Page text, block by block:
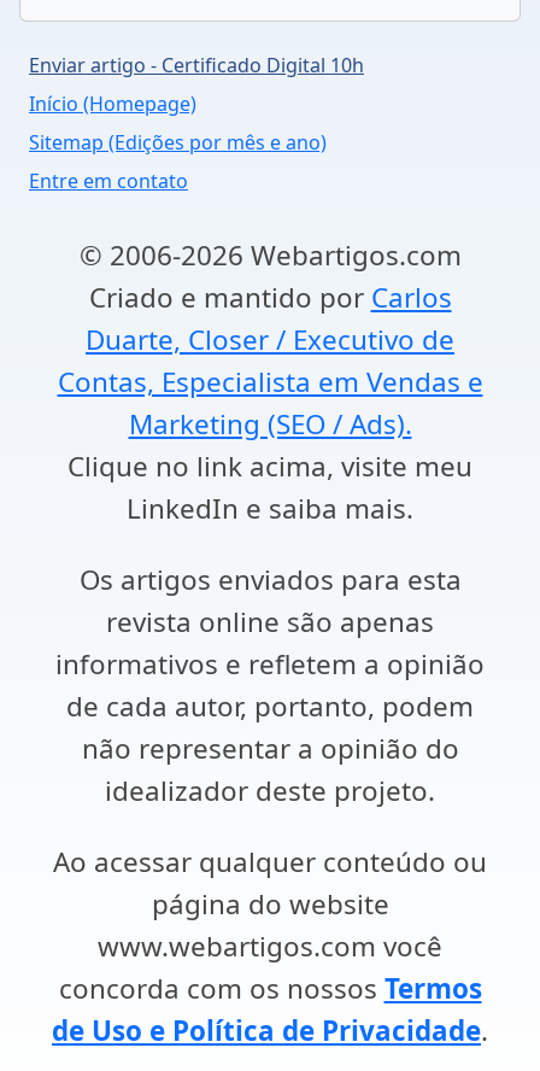
Enviar artigo - Certificado Digital 10h
Início (Homepage)
Sitemap (Edições por mês e ano)
Entre em contato
© 2006-2026 Webartigos.com
Criado e mantido por Carlos
Duarte, Closer / Executivo de
Contas, Especialista em Vendas e
Marketing (SEO / Ads).
Clique no link acima, visite meu
LinkedIn e saiba mais.
Os artigos enviados para esta
revista online são apenas
informativos e refletem a opinião
de cada autor, portanto, podem
não representar a opinião do
idealizador deste projeto.
Ao acessar qualquer conteúdo ou
página do website
www.webartigos.com você
concorda com os nossos Termos
de Uso e Política de Privacidade.